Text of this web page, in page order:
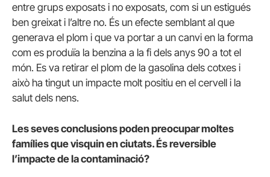
entre grups exposats i no exposats, com si un estigués
ben greixat i l’altre no. És un efecte semblant al que
generava el plom i que va portar a un canvi en la forma
com es produïa la benzina a la fi dels anys 90 a tot el
món. Es va retirar el plom de la gasolina dels cotxes i
això ha tingut un impacte molt positiu en el cervell i la
salut dels nens.
Les seves conclusions poden preocupar moltes
famílies que visquin en ciutats. És reversible
l’impacte de la contaminació?